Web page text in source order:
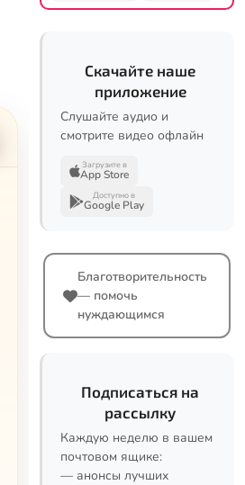
Скачайте наше
приложение
Слушайте аудио и
смотрите видео офлайн
Загрузите в
App Store
Доступно в
Google Play
Благотворительность
— помочь
нуждающимся
Подписаться на
рассылку
Каждую неделю в вашем
почтовом ящике:
— анонсы лучших